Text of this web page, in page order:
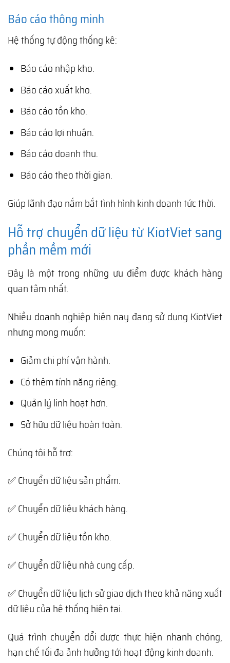
Báo cáo thông minh
Hệ thống tự động thống kê:
Báo cáo nhập kho.
Báo cáo xuất kho.
Báo cáo tồn kho.
Báo cáo lợi nhuận.
Báo cáo doanh thu.
Báo cáo theo thời gian.
Giúp lãnh đạo nắm bắt tình hình kinh doanh tức thời.
Hỗ trợ chuyển dữ liệu từ KiotViet sang
phần mềm mới
Đây là một trong những ưu điểm được khách hàng
quan tâm nhất.
Nhiều doanh nghiệp hiện nay đang sử dụng KiotViet
nhưng mong muốn:
Giảm chi phí vận hành.
Có thêm tính năng riêng.
Quản lý linh hoạt hơn.
Sở hữu dữ liệu hoàn toàn.
Chúng tôi hỗ trợ:
✅ Chuyển dữ liệu sản phẩm.
✅ Chuyển dữ liệu khách hàng.
✅ Chuyển dữ liệu tồn kho.
✅ Chuyển dữ liệu nhà cung cấp.
✅ Chuyển dữ liệu lịch sử giao dịch theo khả năng xuất
dữ liệu của hệ thống hiện tại.
Quá trình chuyển đổi được thực hiện nhanh chóng,
hạn chế tối đa ảnh hưởng tới hoạt động kinh doanh.